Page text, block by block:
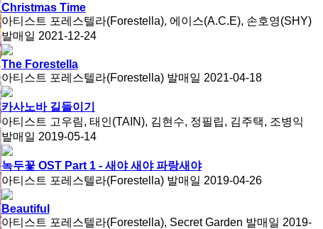
Christmas Time
아티스트 포레스텔라(Forestella), 에이스(A.C.E), 손호영(SHY)
발매일 2021-12-24
The Forestella
아티스트 포레스텔라(Forestella) 발매일 2021-04-18
카사노바 길들이기
아티스트 고우림, 태인(TAIN), 김현수, 정필립, 김주택, 조병익
발매일 2019-05-14
녹두꽃 OST Part 1 - 새야 새야 파랑새야
아티스트 포레스텔라(Forestella) 발매일 2019-04-26
Beautiful
아티스트 포레스텔라(Forestella), Secret Garden 발매일 2019-